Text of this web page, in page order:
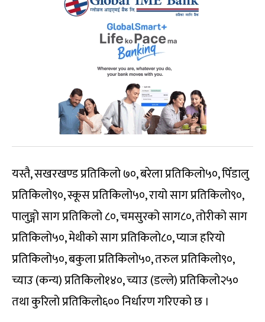
यस्तै, सखरखण्ड प्रतिकिलो ७०, बरेला प्रतिकिलो५०, पिँडालु
प्रतिकिलो९०, स्कूस प्रतिकिलो५०, रायो साग प्रतिकिलो९०,
पालुङ्गो साग प्रतिकिलो ८०, चमसुरको साग८०, तोरीको साग
प्रतिकिलो५०, मेथीको साग प्रतिकिलो८०, प्याज हरियो
प्रतिकिलो५०, बकुला प्रतिकिलो५०, तरुल प्रतिकिलो९०,
च्याउ (कन्य) प्रतिकिलो१४०, च्याउ (डल्ले) प्रतिकिलो२५०
तथा कुरिलो प्रतिकिलो६०० निर्धारण गरिएको छ ।